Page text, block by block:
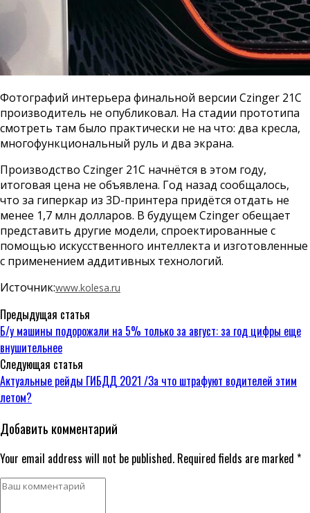
Фотографий интерьера финальной версии Czinger 21C
производитель не опубликовал. На стадии прототипа
смотреть там было практически не на что: два кресла,
многофункциональный руль и два экрана.
Производство Czinger 21C начнётся в этом году,
итоговая цена не объявлена. Год назад сообщалось,
что за гиперкар из 3D-принтера придётся отдать не
менее 1,7 млн долларов. В будущем Czinger обещает
представить другие модели, спроектированные с
помощью искусственного интеллекта и изготовленные
с применением аддитивных технологий.
Источник:www.kolesa.ru
Предыдущая статья
Б/у машины подорожали на 5% только за август: за год цифры еще
внушительнее
Следующая статья
Актуальные рейды ГИБДД 2021 /За что штрафуют водителей этим
летом?
Добавить комментарий
Your email address will not be published. Required fields are marked *